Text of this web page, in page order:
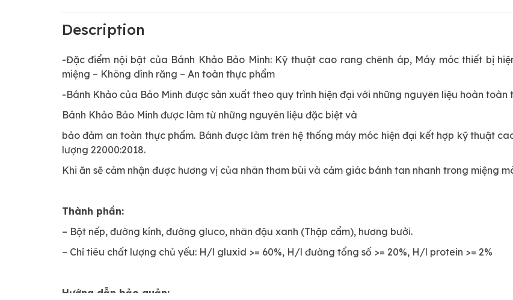
Description
-Đặc điểm nội bật của Bánh Khảo Bảo Minh: Kỹ thuật cao rang chênh áp, Máy móc thiết bị
miệng – Không dính răng – An toàn thực phẩm
-Bánh Khảo của Bảo Minh được sản xuất theo quy trình hiện đại với những nguyên liệu hoàn
Bánh Khảo Bảo Minh được làm từ những nguyên liệu đặc biệt và
bảo đảm an toàn thực phẩm. Bánh được làm trên hệ thống máy móc hiện đại kết hợp kỹ thuật
lượng 22000:2018.
Khi ăn sẽ cảm nhận được hương vị của nhân thơm bùi và cảm giác bánh tan nhanh trong miệng
Thành phần:
– Bột nếp, đường kính, đường gluco, nhân đậu xanh (Thập cẩm), hương bưởi.
– Chỉ tiêu chất lượng chủ yếu: H/l gluxid >= 60%, H/l đường tổng số >= 20%, H/l protein >= 2%
Hướng dẫn bảo quản: